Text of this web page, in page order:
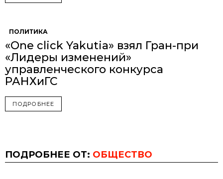
ПОЛИТИКА
«One click Yakutia» взял Гран-при
«Лидеры изменений»
управленческого конкурса
РАНХиГС
ПОДРОБНЕЕ
ПОДРОБНЕЕ ОТ: ОБЩЕСТВО